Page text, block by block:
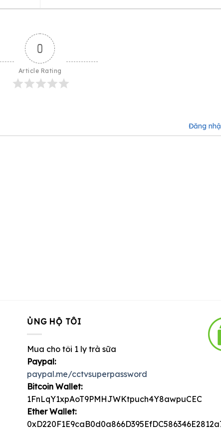
0
Article Rating
Đăng
ỦNG HỘ TÔI
Mua cho tôi 1 ly trà sữa
Paypal:
paypal.me/cctvsuperpassword
Bitcoin Wallet:
1FnLqY1xpAoT9PMHJWKtpuch4Y8awpuCEC
Ether Wallet: